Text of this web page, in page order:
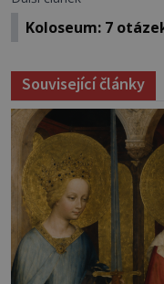
Koloseum: 7
Související články